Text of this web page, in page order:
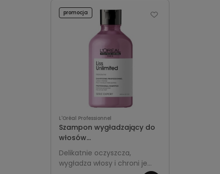
L'Oréal Professionnel
Szampon wygładzający do
włosów
niezdyscyplinowanych
300ml - L'Oréal
Professionnel Liss Unlimited
Delikatnie oczyszcza,
wygładza włosy i chroni je
promocja